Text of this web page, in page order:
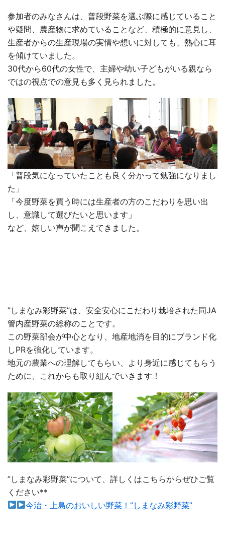
参加者のみなさんは、普段野菜を選ぶ際に感じていること
や疑問、農産物に求めていることなど、積極的に意見し、
生産者からの生産現場の実情や想いに対しても、熱心に耳
を傾けていました。
30代から60代の女性で、主婦や幼い子どもがいる親なら
ではの視点での意見も多く見られました。
「普段気になっていたことも良く分かって勉強になりまし
た」
「今度野菜を買う時には生産者の方のこだわりを思い出
し、意識して選びたいと思います」
など、嬉しい声が聞こえてきました。
”しまなみ彩野菜”は、安全安心にこだわり栽培された同JA
管内産野菜の総称のことです。
この野菜部会が中心となり、地産地消を目的にブランド化
しPRを強化しています。
地元の農業への理解してもらい、より身近に感じてもらう
ために、これからも取り組んでいきます！
”しまなみ彩野菜”について、詳しくはこちらからぜひご覧
ください**
今治・上島のおいしい野菜！”しまなみ彩野菜”